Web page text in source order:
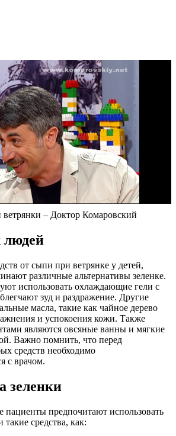
ветрянки – Доктор Комаровский
людей
от сыпи при ветрянке у детей,
различные альтернативы зеленке.
использовать охлаждающие гели с
зуд и раздражение. Другие
масла, такие как чайное дерево
и успокоения кожи. Также
являются овсяные ванны и мягкие
Важно помнить, что перед
средств необходимо
с врачом.
зеленки
пациенты предпочитают использовать
такие средства, как: